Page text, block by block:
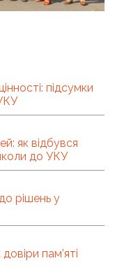
підсумки
як відбувся
до УКУ
рішень у
пам’яті